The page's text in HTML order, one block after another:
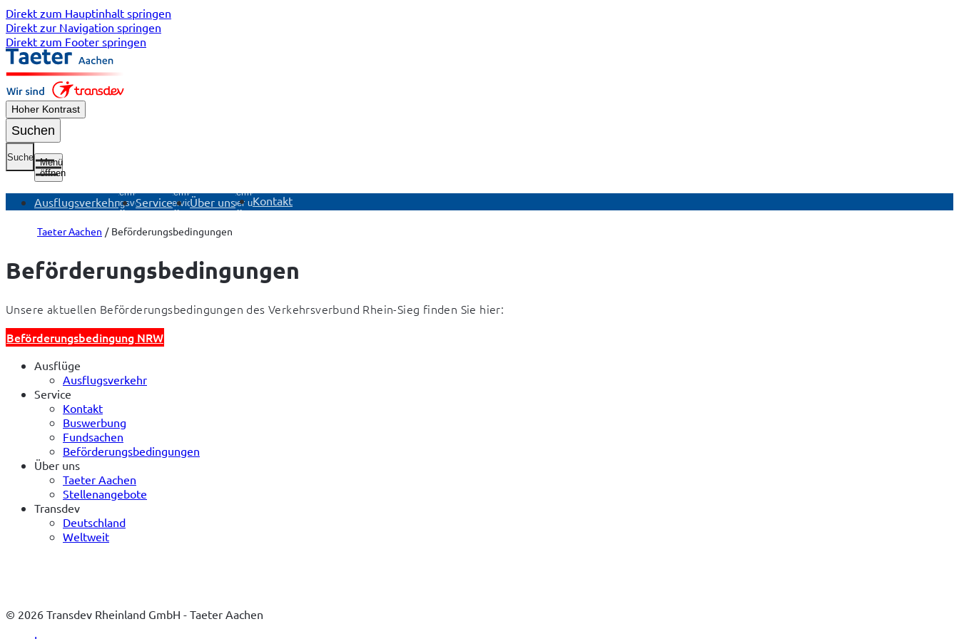
Direkt zum Hauptinhalt springen
Direkt zur Navigation springen
Direkt zum Footer springen
Hoher Kontrast
Suchen
Suche
Menü
öffnen
Ausflugsverkehr
Untermenü
Ausflugsverkehr
öffnen
Service
Untermenü
Service
öffnen
Über uns
Untermenü
Über uns
öffnen
Kontakt
Taeter Aachen Beförderungsbedingungen
Beförderungs­bedingungen
Unsere aktuellen Beförderungsbedingungen des Verkehrsverbund Rhein-Sieg finden Sie hier:
Beförderungsbedingung NRW
Ausflüge
Ausflugsverkehr
Service
Kontakt
Buswerbung
Fundsachen
Beförderungsbedingungen
Über uns
Taeter Aachen
Stellenangebote
Transdev
Deutschland
Weltweit
© 2026 Transdev Rheinland GmbH - Taeter Aachen